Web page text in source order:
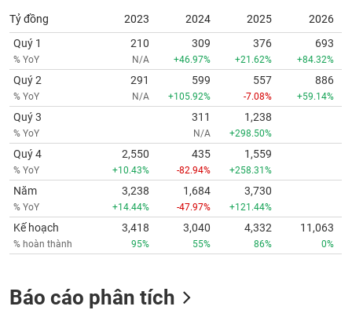
Tỷ đồng 2023 2024 2025
2026
Quý 1
% YoY
210
N/A
309
+46.97%
376
+21.62%
693
+84.32%
Quý 2
% YoY
291
N/A
599
+105.92%
557
-7.08%
886
+59.14%
Quý 3
% YoY
311
N/A
1,238
+298.50%
Quý 4
% YoY
2,550
+10.43%
435
-82.94%
1,559
+258.31%
Năm
% YoY
3,238
+14.44%
1,684
-47.97%
3,730
+121.44%
Kế hoạch
% hoàn thành
3,418
95%
3,040
55%
4,332
86%
11,063
0%
Báo cáo phân tích